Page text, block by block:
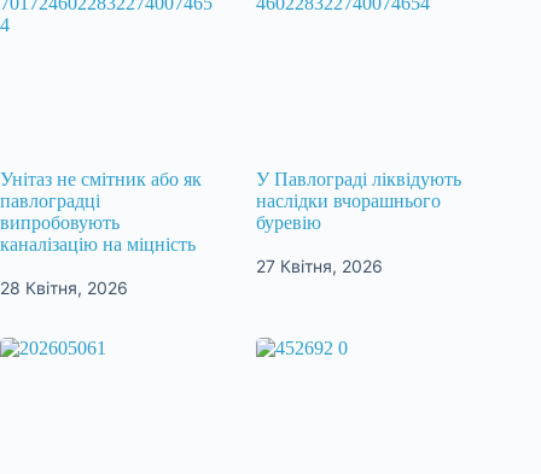
Унітаз не смітник або як
павлоградці
випробовують
каналізацію на міцність
28 Квітня, 2026
У Павлограді ліквідують
наслідки вчорашнього
буревію
27 Квітня, 2026